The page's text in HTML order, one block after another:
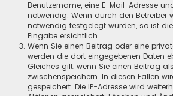
Benutzername, eine E-Mail-Adresse
notwendig. Wenn durch den Betreiber
notwendig festgelegt wurden, so ist
Eingabe ersichtlich.
Wenn Sie einen Beitrag oder eine
werden die dort eingegebenen Daten
Gleiches gilt, wenn Sie einen Beitrag
zwischenspeichern. In diesen Fällen
gespeichert. Die IP-Adresse wird